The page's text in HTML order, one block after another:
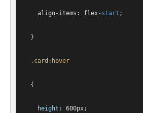
align-items : flex-start ;
  }
.card :hover
  {
height : 600px;